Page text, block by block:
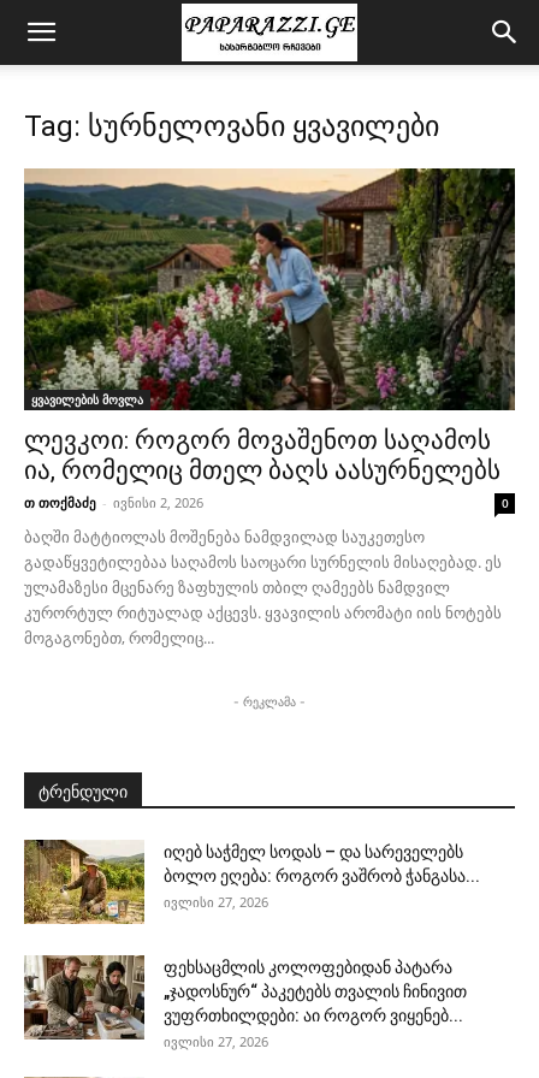
Tag: სურნელოვანი ყვავილები
ყვავილების მოვლა
ლევკოი: როგორ მოვაშენოთ საღამოს
ია, რომელიც მთელ ბაღს აასურნელებს
თ თოქმაძე - ივნისი 2, 2026 0
ბაღში მატტიოლას მოშენება ნამდვილად საუკეთესო
გადაწყვეტილებაა საღამოს საოცარი სურნელის მისაღებად. ეს
ულამაზესი მცენარე ზაფხულის თბილ ღამეებს ნამდვილ
კურორტულ რიტუალად აქცევს. ყვავილის არომატი იის ნოტებს
მოგაგონებთ, რომელიც...
- რეკლამა -
ტრენდული
იღებ საჭმელ სოდას – და სარეველებს
ბოლო ეღება: როგორ ვაშრობ ჭანგასა...
ივლისი 27, 2026
ფეხსაცმლის კოლოფებიდან პატარა
„ჯადოსნურ“ პაკეტებს თვალის ჩინივით
ვუფრთხილდები: აი როგორ ვიყენებ...
ივლისი 27, 2026